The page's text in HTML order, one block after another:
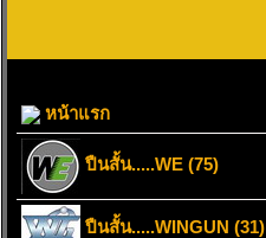
หน้าแรก
ปืนสั้น.....WE (75)
ปืนสั้น.....WINGUN (31)